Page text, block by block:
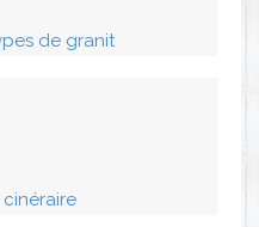
de granit